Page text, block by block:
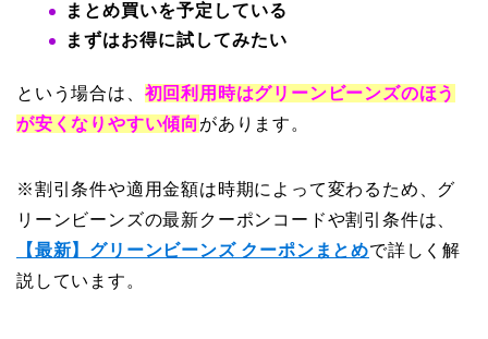
まとめ買いを予定している
まずはお得に試してみたい
という場合は、 初回利用時はグリーンビーンズのほう
が安くなりやすい傾向 があります。
※割引条件や適用金額は時期によって変わるため、グ
リーンビーンズの最新クーポンコードや割引条件は、
【最新】グリーンビーンズ クーポンまとめで詳しく解
説しています。